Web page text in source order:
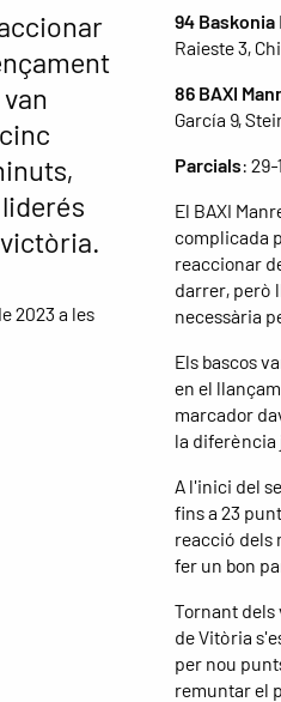
2023 a les
94 Baskonia
Raieste 3,
86 BAXI
García 9,
Parcials: 29-
El BAXI
complicada
reaccionar
darrer, però
necessària
Els bascos
en el
marcador
la diferència
A l'inici del
fins a 23
reacció dels
fer un bon
Tornant dels
de Vitòria
per nou
remuntar el